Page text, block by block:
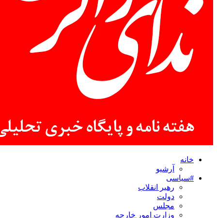
خانه
آرشیو
#سیاسی
رهبر انقلاب
دولت
مجلس
وزارت امور خارجه